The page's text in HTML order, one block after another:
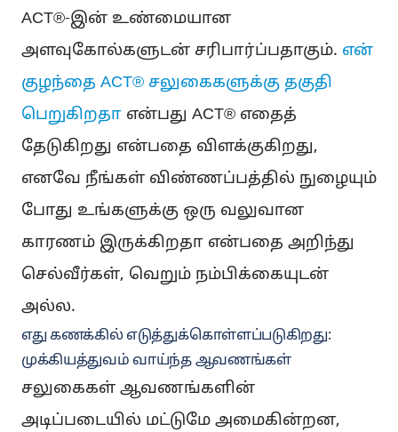
ACT®-இன் உண்மையான
அளவுகோல்களுடன் சரிபார்ப்பதாகும். என்
குழந்தை ACT® சலுகைகளுக்கு தகுதி
பெறுகிறதா என்பது ACT® எதைத்
தேடுகிறது என்பதை விளக்குகிறது,
எனவே நீங்கள் விண்ணப்பத்தில் நுழையும்
போது உங்களுக்கு ஒரு வலுவான
காரணம் இருக்கிறதா என்பதை அறிந்து
செல்வீர்கள், வெறும் நம்பிக்கையுடன்
அல்ல.
எது கணக்கில் எடுத்துக்கொள்ளப்படுகிறது:
முக்கியத்துவம் வாய்ந்த ஆவணங்கள்
சலுகைகள் ஆவணங்களின்
அடிப்படையில் மட்டுமே அமைகின்றன,